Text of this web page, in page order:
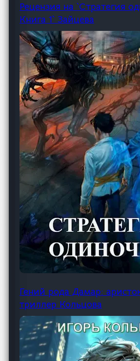
Рецензия на `Стратегия
Книга 1` Зайцева
Гений рода Дамар:
триллер Кольцова